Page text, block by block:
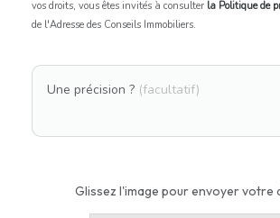
vos droits, vous êtes invités à consulter la Politique de
de l'Adresse des Conseils Immobiliers.
Une précision ? (facultatif)
Glissez l'image pour envoyer votre